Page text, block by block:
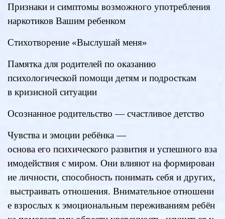
Признаки и симптомы возможного употребления
наркотиков Вашим ребенком
Стихотворение «Выслушай меня»
Памятка для родителей по оказанию
психологической помощи детям и подросткам
в кризисной ситуации
Осознанное родительство — счастливое детство
Чувства и эмоции ребёнка —
основа его психического развития и успешного вза
имодействия с миром. Они влияют на формирован
ие личности, способность понимать себя и других,
выстраивать отношения. Внимательное отношени
е взрослых к эмоциональным переживаниям ребён